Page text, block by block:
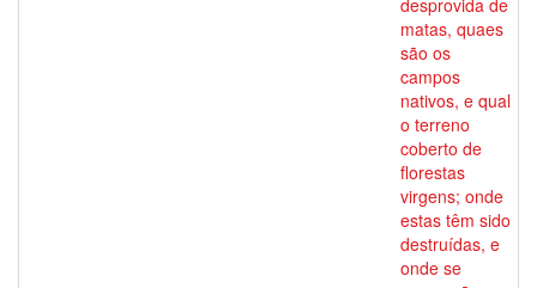
desprovida de
matas, quaes
são os
campos
nativos, e qual
o terreno
coberto de
florestas
virgens; onde
estas têm sido
destruídas, e
onde se